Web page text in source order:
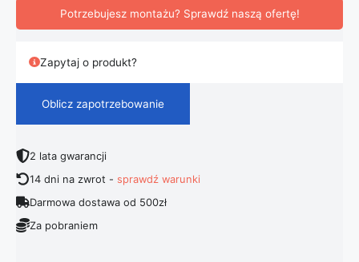
Potrzebujesz montażu? Sprawdź naszą ofertę!
Zapytaj o produkt?
Oblicz zapotrzebowanie
2 lata gwarancji
14 dni na zwrot -sprawdź warunki
Darmowa dostawa od 500zł
Za pobraniem